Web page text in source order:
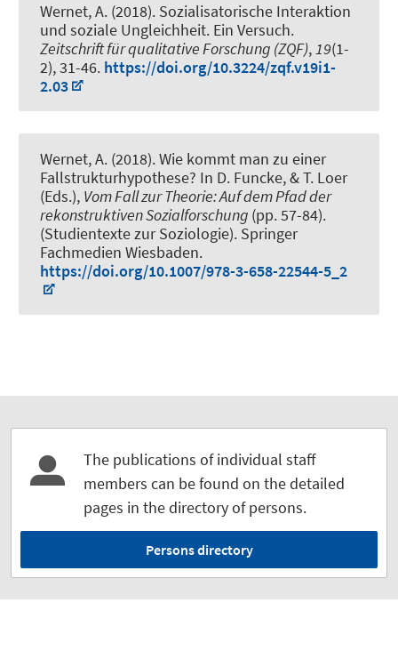
Wernet, A. (2018). Sozialisatorische Interaktion
und soziale Ungleichheit. Ein Versuch.
Zeitschrift für qualitative Forschung (ZQF),19(1-
2), 31-46. https://doi.org/10.3224/zqf.v19i1-
2.03
Wernet, A. (2018).Wie kommt man zu einer
Fallstrukturhypothese? In D. Funcke, & T. Loer
(Eds.), Vom Fall zur Theorie: Auf dem Pfad der
rekonstruktiven Sozialforschung (pp. 57-84).
(Studientexte zur Soziologie). Springer
Fachmedien Wiesbaden.
https://doi.org/10.1007/978-3-658-22544-5_2
The publications of individual staff
members can be found on the detailed
pages in the directory of persons.
Persons directory